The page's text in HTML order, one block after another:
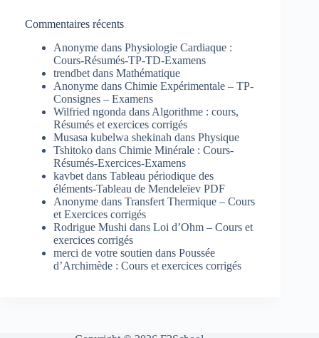
Commentaires récents
Anonyme dans Physiologie Cardiaque :
Cours-Résumés-TP-TD-Examens
trendbet dans Mathématique
Anonyme dans Chimie Expérimentale – TP-
Consignes – Examens
Wilfried ngonda dans Algorithme : cours,
Résumés et exercices corrigés
Musasa kubelwa shekinah dans Physique
Tshitoko dans Chimie Minérale : Cours-
Résumés-Exercices-Examens
kavbet dans Tableau périodique des
éléments-Tableau de Mendeleïev PDF
Anonyme dans Transfert Thermique – Cours
et Exercices corrigés
Rodrigue Mushi dans Loi d’Ohm – Cours et
exercices corrigés
merci de votre soutien dans Poussée
d’Archimède : Cours et exercices corrigés